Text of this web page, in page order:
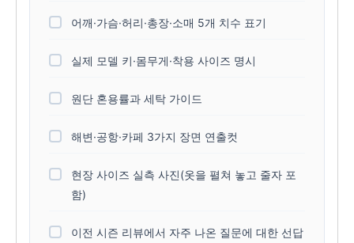
어깨·가슴·허리·총장·소매 5개 치수 표기
실제 모델 키·몸무게·착용 사이즈 명시
원단 혼용률과 세탁 가이드
해변·공항·카페 3가지 장면 연출컷
현장 사이즈 실측 사진(옷을 펼쳐 놓고 줄자 포
함)
이전 시즌 리뷰에서 자주 나온 질문에 대한 선답